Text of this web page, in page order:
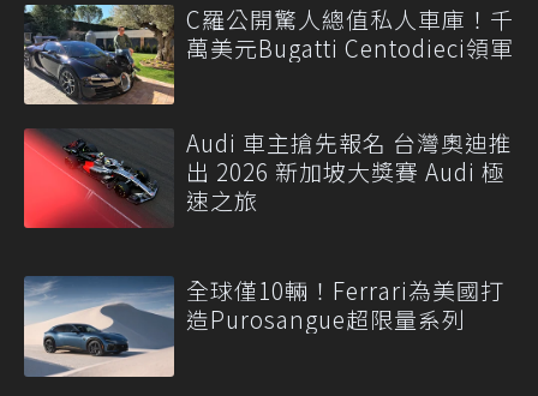
C羅公開驚人總值私人車庫！千
萬美元Bugatti Centodieci領軍
Audi 車主搶先報名 台灣奧迪推
出 2026 新加坡大獎賽 Audi 極
速之旅
全球僅10輛！Ferrari為美國打
造Purosangue超限量系列